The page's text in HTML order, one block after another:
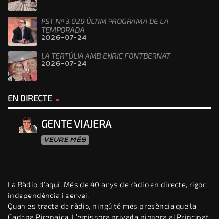
PST Nº 3.029 ÚLTIM PROGRAMA DE LA
TEMPORADA
2026-07-24
LA TERTÚLIA AMB ENRIC FONTBERNAT
2026-07-24
EN DIRECTE
GENTE VIAJERA
VEURE MÉS
La Ràdio d’aquí. Més de 40 anys de ràdio en directe, rigor,
independència i servei.
Quan es tracta de ràdio, ningú té més presència que la
Cadena Pirenaica. L’emissora privada pionera al Principat,